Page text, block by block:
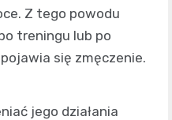
Z tego powodu
treningu lub po
się zmęczenie.
jego działania